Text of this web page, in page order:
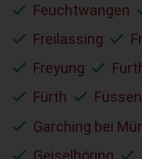
Feuchtwangen
Freilassing
Freyung
Fürth
Füssen
Garching bei
Geiselhöring